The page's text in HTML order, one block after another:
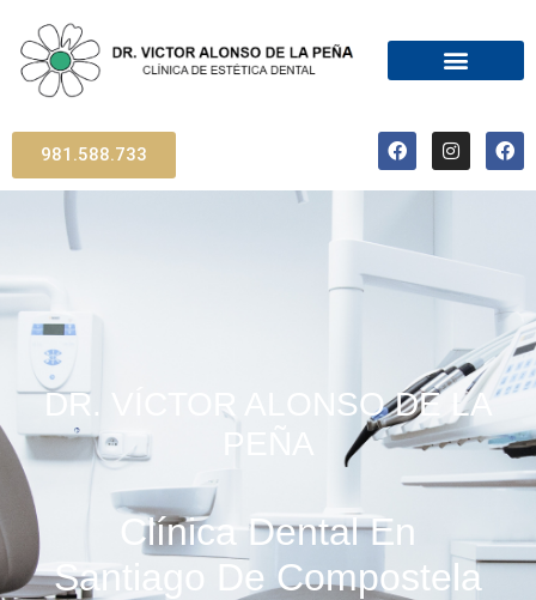
981.588.733
DR. VÍCTOR ALONSO DE LA
PEÑA
Clínica Dental En
Santiago De Compostela